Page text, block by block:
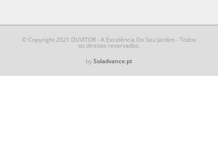
© Copyright 2021 DUVITOR - A Excelência Do Seu Jardim - Todos
os direitos reservados.
bySoladvance.pt